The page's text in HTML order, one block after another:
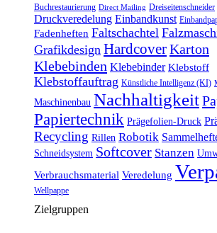
Buchrestaurierung Direct Mailing Dreiseitenschneider
Druckveredelung Einbandkunst
Fadenheften Faltschachtel
Grafikdesign HardcoverKarton
Klebebinden Klebebinder Klebstoff
Klebstoffauftrag Künstliche Intelligenz (KI)
Maschinenbau Nachhaltigkeit
Papiertechnik Prägefolien-Druck
Recycling Rillen Robotik
Schneidsystem Softcover Stanzen
Verbrauchsmaterial Veredelung
Wellpappe
Zielgruppen